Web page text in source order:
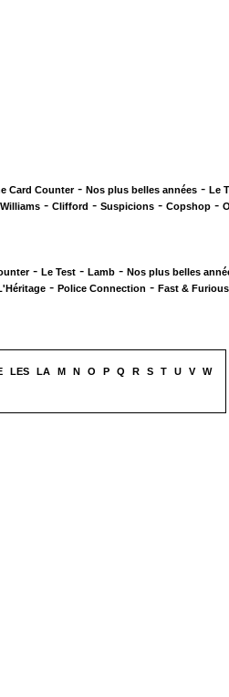
Card Counter- Nos plus belles années - Le
- Clifford - Suspicions - Copshop -
- Le Test - Lamb - Nos plus belles
- Police Connection - Fast &
LES LA M N O P Q R S T U V
W